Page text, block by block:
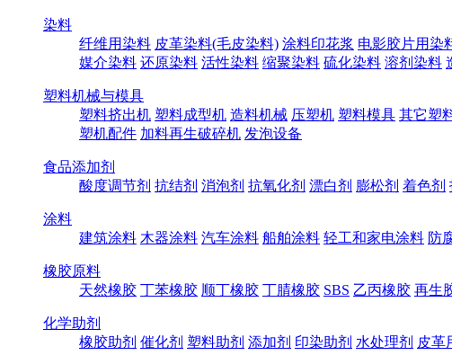
染料
纤维用染料 皮革染料(毛皮染料) 涂料印花浆 电影胶片用染
媒介染料 还原染料 活性染料 缩聚染料 硫化染料 溶剂染料
塑料机械与模具
塑料挤出机 塑料成型机 造料机械 压塑机 塑料模具 其它塑
塑机配件 加料再生破碎机 发泡设备
食品添加剂
酸度调节剂 抗结剂 消泡剂 抗氧化剂 漂白剂 膨松剂 着色剂
涂料
建筑涂料 木器涂料 汽车涂料 船舶涂料 轻工和家电涂料 防
橡胶原料
天然橡胶 丁苯橡胶 顺丁橡胶 丁腈橡胶 SBS 乙丙橡胶 再生
化学助剂
橡胶助剂 催化剂 塑料助剂 添加剂 印染助剂 水处理剂 皮革